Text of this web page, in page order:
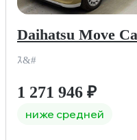
Daihatsu Move
ｽ&#
1 271 946 ₽
ниже средней